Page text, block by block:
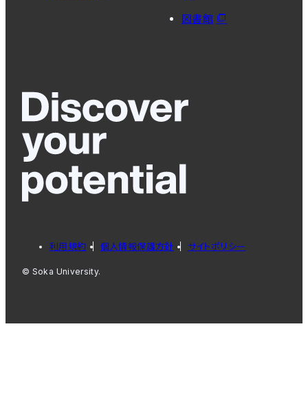
図書館
利用規約 個人情報保護方針 サイトポリシー
© Soka University.